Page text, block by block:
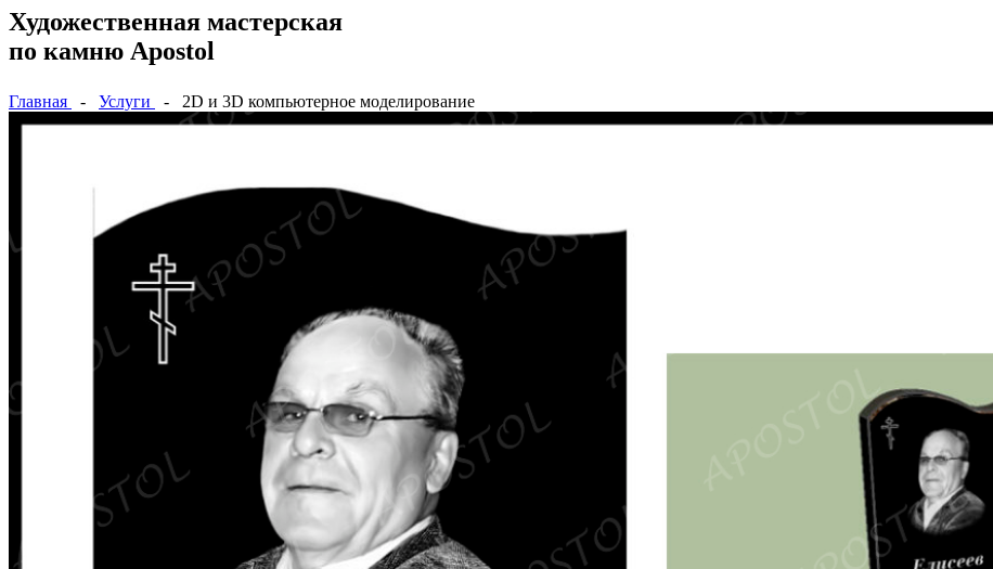
Художественная мастерская
по камню Apostol
Главная - Услуги - 2D и 3D компьютерное моделирование